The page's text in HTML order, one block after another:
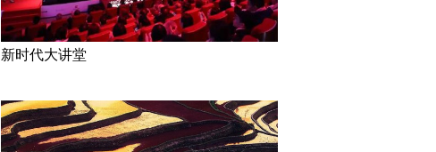
新时代大讲堂